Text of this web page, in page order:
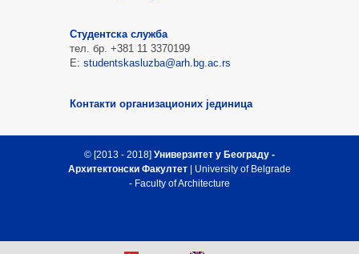
Студентска служба
тел. бр. +381 11 3370199
Е: studentskasluzba@arh.bg.ac.rs
Контакти организационих јединица
© [2013 - 2018] Универзитет у Београду -
Архитектонски Факултет | University of Belgrade
- Faculty of Architecture